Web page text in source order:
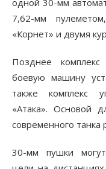
7,62-мм
«Корнет» и двумя
Позднее
боевую машину
также комплекс
«Атака». Основой
современного танка
30-мм пушки могут